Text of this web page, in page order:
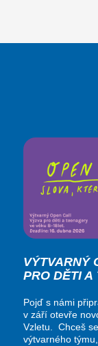
VÝTVARNÝ
PRO DĚTI A
Pojď s námi
v září otevře
Vzletu. Chceš
výtvarného